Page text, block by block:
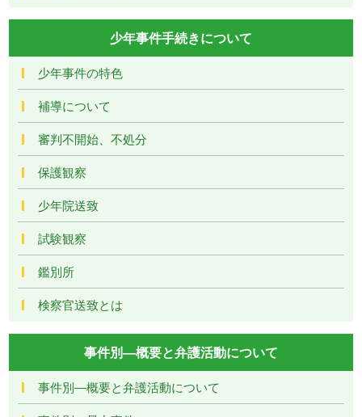
少年事件手続きについて
少年事件の特色
補導について
審判不開始、不処分
保護観察
少年院送致
試験観察
鑑別所
検察官送致とは
事件別―概要と弁護活動について
事件別―概要と弁護活動について